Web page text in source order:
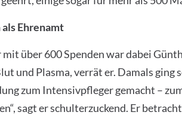
Ehrenamt
über 600 Spenden war dabei
und Plasma, verrät er. Damals ging
zum Intensivpfleger gemacht –
sagt er schulterzuckend. Er